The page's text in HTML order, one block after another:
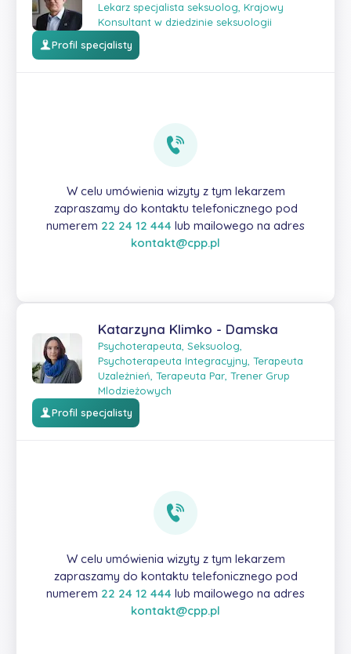
Lekarz specjalista seksuolog, Krajowy
Konsultant w dziedzinie seksuologii
Profil specjalisty
W celu umówienia wizyty z tym lekarzem
zapraszamy do kontaktu telefonicznego pod
numerem 22 24 12 444 lub mailowego na adres
kontakt@cpp.pl
Katarzyna Klimko - Damska
Psychoterapeuta, Seksuolog,
Psychoterapeuta Integracyjny, Terapeuta
Uzależnień, Terapeuta Par, Trener Grup
Mlodzieżowych
Profil specjalisty
W celu umówienia wizyty z tym lekarzem
zapraszamy do kontaktu telefonicznego pod
numerem 22 24 12 444 lub mailowego na adres
kontakt@cpp.pl